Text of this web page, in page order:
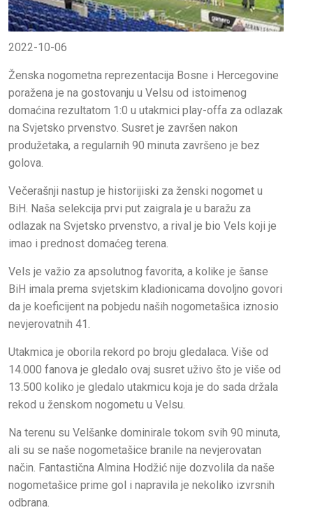
2022-10-06
Ženska nogometna reprezentacija Bosne i Hercegovine
poražena je na gostovanju u Velsu od istoimenog
domaćina rezultatom 1:0 u utakmici play-offa za odlazak
na Svjetsko prvenstvo. Susret je završen nakon
produžetaka, a regularnih 90 minuta završeno je bez
golova.
Večerašnji nastup je historijiski za ženski nogomet u
BiH. Naša selekcija prvi put zaigrala je u baražu za
odlazak na Svjetsko prvenstvo, a rival je bio Vels koji je
imao i prednost domaćeg terena.
Vels je važio za apsolutnog favorita, a kolike je šanse
BiH imala prema svjetskim kladionicama dovoljno govori
da je koeficijent na pobjedu naših nogometašica iznosio
nevjerovatnih 41.
Utakmica je oborila rekord po broju gledalaca. Više od
14.000 fanova je gledalo ovaj susret uživo što je više od
13.500 koliko je gledalo utakmicu koja je do sada držala
rekod u ženskom nogometu u Velsu.
Na terenu su Velšanke dominirale tokom svih 90 minuta,
ali su se naše nogometašice branile na nevjerovatan
način. Fantastična Almina Hodžić nije dozvolila da naše
nogometašice prime gol i napravila je nekoliko izvrsnih
odbrana.